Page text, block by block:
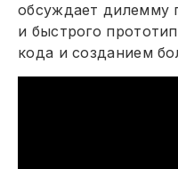
обсуждает дилемму
и быстрого
кода и созданием